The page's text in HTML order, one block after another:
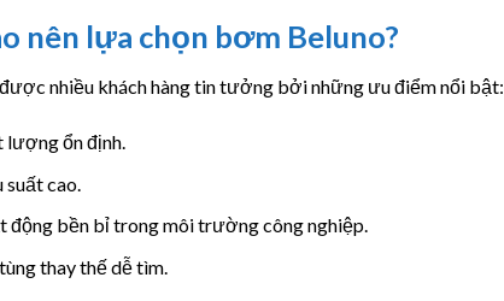
nên lựa chọn bơm Beluno?
nhiều khách hàng tin tưởng bởi những ưu điểm nổi bật:
lượng ổn định.
suất cao.
động bền bỉ trong môi trường công nghiệp.
thay thế dễ tìm.